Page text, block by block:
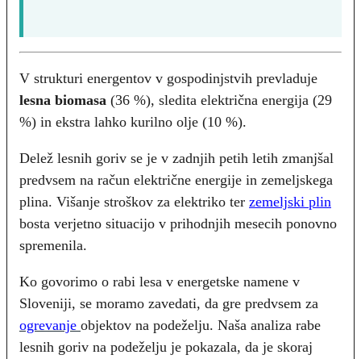
V strukturi energentov v gospodinjstvih prevladuje
lesna biomasa (36 %), sledita električna energija (29
%) in ekstra lahko kurilno olje (10 %).
Delež lesnih goriv se je v zadnjih petih letih zmanjšal
predvsem na račun električne energije in zemeljskega
plina. Višanje stroškov za elektriko ter zemeljski plin
bosta verjetno situacijo v prihodnjih mesecih ponovno
spremenila.
Ko govorimo o rabi lesa v energetske namene v
Sloveniji, se moramo zavedati, da gre predvsem za
ogrevanje objektov na podeželju. Naša analiza rabe
lesnih goriv na podeželju je pokazala, da je skoraj